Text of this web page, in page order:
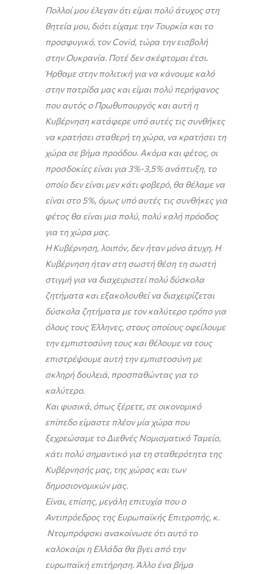
Πολλοί μου έλεγαν ότι είμαι πολύ άτυχος στη
θητεία μου, διότι είχαμε την Τουρκία και το
προσφυγικό, τον Covid, τώρα την εισβολή
στην Ουκρανία. Ποτέ δεν σκέφτομαι έτσι.
Ήρθαμε στην πολιτική για να κάνουμε καλό
στην πατρίδα μας και είμαι πολύ περήφανος
που αυτός ο Πρωθυπουργός και αυτή η
Κυβέρνηση κατάφερε υπό αυτές τις συνθήκες
να κρατήσει σταθερή τη χώρα, να κρατήσει τη
χώρα σε βήμα προόδου. Ακόμα και φέτος, οι
προσδοκίες είναι για 3%-3,5% ανάπτυξη, το
οποίο δεν είναι μεν κάτι φοβερό, θα θέλαμε να
είναι στο 5%, όμως υπό αυτές τις συνθήκες για
φέτος θα είναι μια πολύ, πολύ καλή πρόοδος
για τη χώρα μας.
Η Κυβέρνηση, λοιπόν, δεν ήταν μόνο άτυχη. Η
Κυβέρνηση ήταν στη σωστή θέση τη σωστή
στιγμή για να διαχειριστεί πολύ δύσκολα
ζητήματα και εξακολουθεί να διαχειρίζεται
δύσκολα ζητήματα με τον καλύτερο τρόπο για
όλους τους Έλληνες, στους οποίους οφείλουμε
την εμπιστοσύνη τους και θέλουμε να τους
επιστρέψουμε αυτή την εμπιστοσύνη με
σκληρή δουλειά, προσπαθώντας για το
καλύτερο.
Και φυσικά, όπως ξέρετε, σε οικονομικό
επίπεδο είμαστε πλέον μία χώρα που
ξεχρεώσαμε το Διεθνές Νομισματικό Ταμείο,
κάτι πολύ σημαντικό για τη σταθερότητα της
Κυβέρνησής μας, της χώρας και των
δημοσιονομικών μας.
Είναι, επίσης, μεγάλη επιτυχία που ο
Αντιπρόεδρος της Ευρωπαϊκής Επιτροπής, κ.
Ντομπρόφσκι ανακοίνωσε ότι αυτό το
καλοκαίρι η Ελλάδα θα βγει από την
ευρωπαϊκή επιτήρηση. Άλλο ένα βήμα